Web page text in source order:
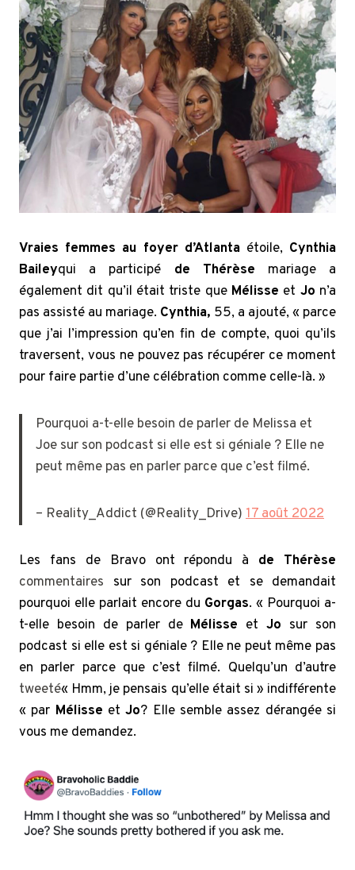
Vraies femmes au foyer d’Atlanta étoile, Cynthia
Baileyqui a participé de Thérèse mariage a
également dit qu’il était triste que Mélisse et Jo n’a
pas assisté au mariage. Cynthia, 55, a ajouté, « parce
que j’ai l’impression qu’en fin de compte, quoi qu’ils
traversent, vous ne pouvez pas récupérer ce moment
pour faire partie d’une célébration comme celle-là. »
Pourquoi a-t-elle besoin de parler de Melissa et
Joe sur son podcast si elle est si géniale ? Elle ne
peut même pas en parler parce que c’est filmé.
– Reality_Addict (@Reality_Drive) 17 août 2022
Les fans de Bravo ont répondu à de Thérèse
commentaires
sur son podcast et se demandait
pourquoi elle parlait encore du Gorgas. « Pourquoi a-
t-elle besoin de parler de Mélisse etJo sur son
podcast si elle est si géniale ? Elle ne peut même pas
en parler parce que c’est filmé. Quelqu’un d’autre
tweeté« Hmm, je pensais qu’elle était si » indifférente
« par Mélisse etJo? Elle semble assez dérangée si
vous me demandez.